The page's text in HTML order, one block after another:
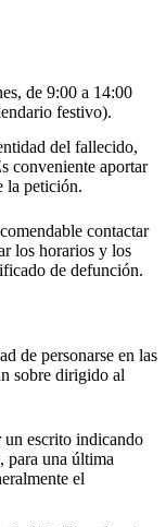
de 9:00 a 14:00
festivo).
del fallecido,
conveniente aportar
la petición.
contactar
los horarios y los
de defunción.
de personarse en las
sobre dirigido al
un escrito indicando
para una última
el